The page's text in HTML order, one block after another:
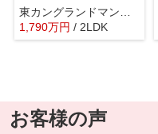
東カングランドマンション広島
1,790万円 / 2LDK
お客様の声